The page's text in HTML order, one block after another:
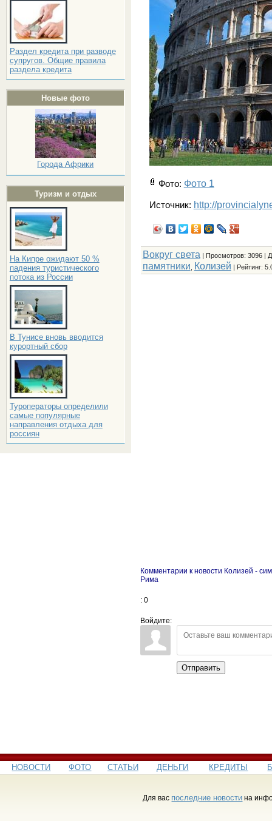
Раздел кредита при разводе
супругов. Общие правила
раздела кредита
Новые фото
Города Африки
Туризм и отдых
На Кипре ожидают 50 %
падения туристического
потока из России
В Тунисе вновь вводится
курортный сбор
Туроператоры определили
самые популярные
направления отдыха для
россиян
Фото: Фото 1
Источник: http://
Вокруг света | Просмотров: 3096 |
памятники Колизей | Рейтинг:
Комментарии к новости Колизей -
Рима
: 0
Войдите:
Отправить
НОВОСТИ ФОТО СТАТЬИ ДЕНЬГИ КРЕДИТЫ
Для вас последние новости на